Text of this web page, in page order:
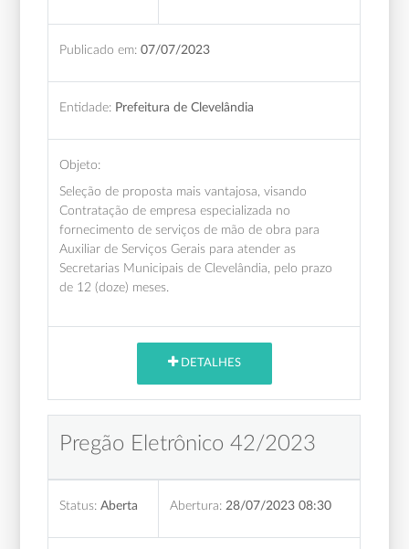
Publicado em: 07/07/2023
Entidade: Prefeitura de Clevelândia
Objeto:
Seleção de proposta mais vantajosa, visando
Contratação de empresa especializada no
fornecimento de serviços de mão de obra para
Auxiliar de Serviços Gerais para atender as
Secretarias Municipais de Clevelândia, pelo prazo
de 12 (doze) meses.
DETALHES
Pregão Eletrônico 42/2023
Status: Aberta Abertura: 28/07/2023 08:30